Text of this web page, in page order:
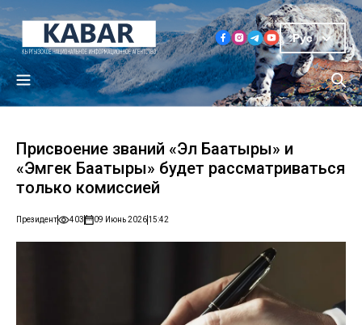
Рус
Присвоение званий «Эл Баатыры» и
«Эмгек Баатыры» будет рассматриваться
только комиссией
Президент 403 09 Июнь 202615:42